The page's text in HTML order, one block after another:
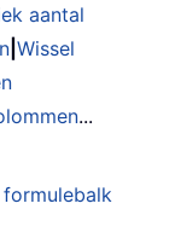
aantal
Wissel
...